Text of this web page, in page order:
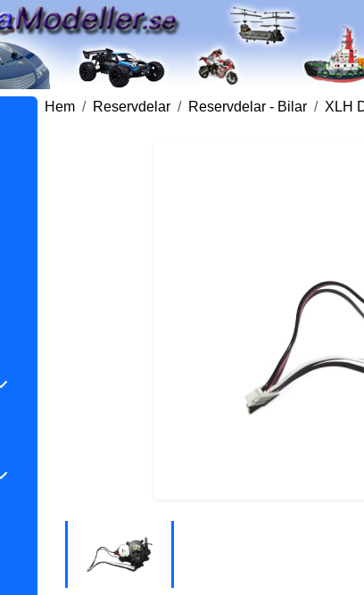
Hem Reservdelar Reservdelar - Bilar XLH